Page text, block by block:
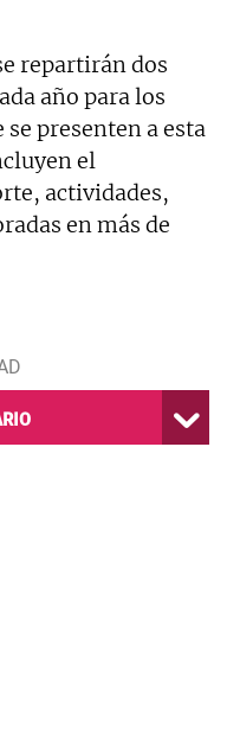
repartirán dos
año para los
presenten a esta
el
actividades,
en más de